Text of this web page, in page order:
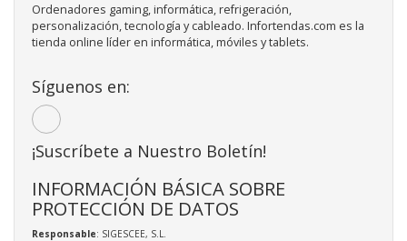
Ordenadores gaming, informática, refrigeración,
personalización, tecnología y cableado. Infortendas.com es la
tienda online líder en informática, móviles y tablets.
Síguenos en:
¡Suscríbete a Nuestro Boletín!
INFORMACIÓN BÁSICA SOBRE
PROTECCIÓN DE DATOS
Responsable: SIGESCEE, S.L.